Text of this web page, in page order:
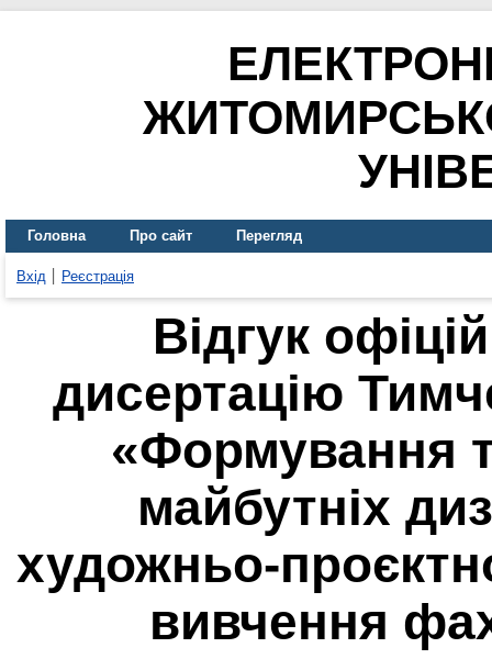
Головна Про сайт Перегляд
Вхід Реєстрація
Відгук
дисертацію
«Формування
майбутніх
художньо-
вивчення